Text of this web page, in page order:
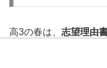
高3の春は、 志望理由